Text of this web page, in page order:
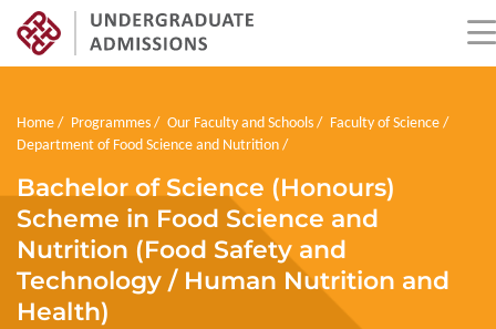
main
content
Breadcrumb
Home Programmes Our Faculty and Schools
Faculty of Science
Department of Food Science and Nutrition
Bachelor of Science (Honours)
Scheme in Food Science and
Nutrition (Food Safety and
Technology / Human Nutrition and
Health)